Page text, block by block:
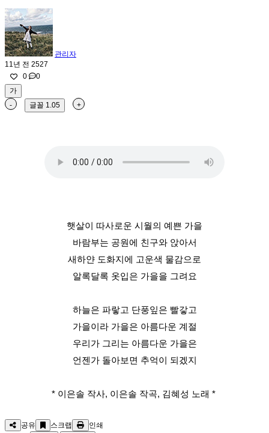
관리자
11년 전 2527
0
0
가
-
글꼴 1.05 +
햇살이 따사로운 시월의 예쁜 가을
바람부는 공원에 친구와 앉아서
새하얀 도화지에 고운색 물감으로
알록달록 옷입은 가을을 그려요
하늘은 파랗고 단풍잎은 빨갛고
가을이라 가을은 아름다운 계절
우리가 그리는 아름다운 가을은
언젠가 돌아보면 추억이 되겠지
* 이은솔 작사, 이은솔 작곡, 김혜성 노래 *
공유 스크랩
인쇄